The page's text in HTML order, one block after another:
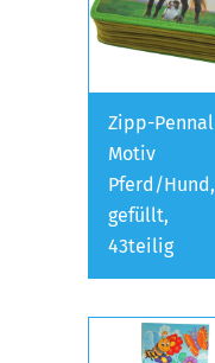
Zipp-Pennal
Motiv
Pferd/Hund,
gefüllt,
43teilig